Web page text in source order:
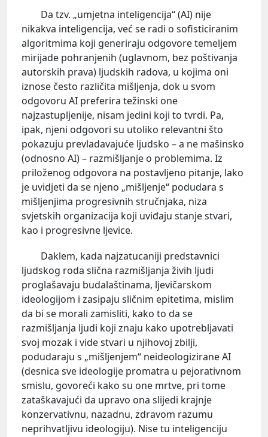
Da tzv. „umjetna inteligencija“ (AI) nije
nikakva inteligencija, već se radi o sofisticiranim
algoritmima koji generiraju odgovore temeljem
mirijade pohranjenih (uglavnom, bez poštivanja
autorskih prava) ljudskih radova, u kojima oni
iznose često različita mišljenja, dok u svom
odgovoru AI preferira težinski one
najzastupljenije, nisam jedini koji to tvrdi. Pa,
ipak, njeni odgovori su utoliko relevantni što
pokazuju prevladavajuće ljudsko – a ne mašinsko
(odnosno AI) – razmišljanje o problemima. Iz
priloženog odgovora na postavljeno pitanje, lako
je uvidjeti da se njeno „mišljenje“ podudara s
mišljenjima progresivnih stručnjaka, niza
svjetskih organizacija koji uviđaju stanje stvari,
kao i progresivne ljevice.
Daklem, kada najzatucaniji predstavnici
ljudskog roda slična razmišljanja živih ljudi
proglašavaju budalaštinama, ljevičarskom
ideologijom i zasipaju sličnim epitetima, mislim
da bi se morali zamisliti, kako to da se
razmišljanja ljudi koji znaju kako upotrebljavati
svoj mozak i vide stvari u njihovoj zbilji,
podudaraju s „mišljenjem“ neideologizirane AI
(desnica sve ideologije promatra u pejorativnom
smislu, govoreći kako su one mrtve, pri tome
zataškavajući da upravo ona slijedi krajnje
konzervativnu, nazadnu, zdravom razumu
neprihvatljivu ideologiju). Nise tu inteligenciju